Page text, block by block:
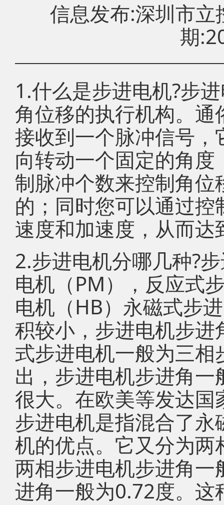
信息发布:深圳市
期
1.什么是步进电机?步
角位移的执行机构。
接收到一个脉冲信号
向转动一个固定的角
制脉冲个数来控制角
的；同时您可以通过
速度和加速度，从而达
2.步进电机分哪几种?
电机（PM），反应式
电机（HB）永磁式步
积较小，步进电机步
式步进电机一般为三
出，步进电机步进角
很大。在欧美等发达
步进电机是指混合了
机的优点。它又分为
两相步进电机步进角
进角一般为0.72度。